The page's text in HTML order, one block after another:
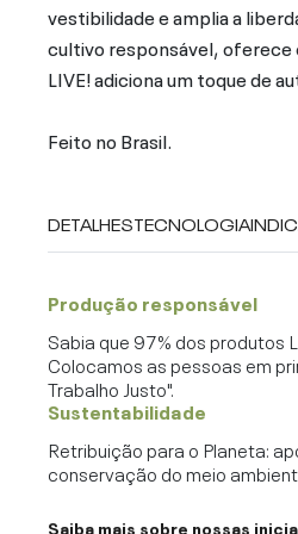
vestibilidade e amplia a
cultivo responsável, oferece
LIVE! adiciona um toque de
Feito no Brasil.
DETALHESTECNOLOGIA
Produção responsável
Sabia que 97% dos produtos
Colocamos as pessoas em
Trabalho Justo".
Sustentabilidade
Retribuição para o Planeta:
conservação do meio
Saiba mais sobre nossas